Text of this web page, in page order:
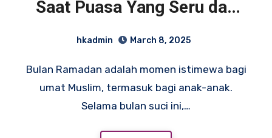
Saat Puasa Yang Seru dan
hkadmin March 8, 2025
Bulan Ramadan adalah momen istimewa bagi
umat Muslim, termasuk bagi anak-anak.
Selama bulan suci ini,…